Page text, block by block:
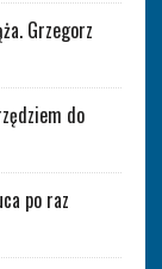
Grzegorz
do
po raz